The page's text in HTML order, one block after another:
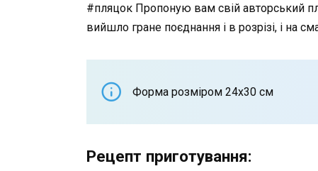
#пляцок Пропоную вам свій авторський
вийшло гране поєднання і в розрізі, і на
Форма розміром 24х30 см
Рецепт приготування: